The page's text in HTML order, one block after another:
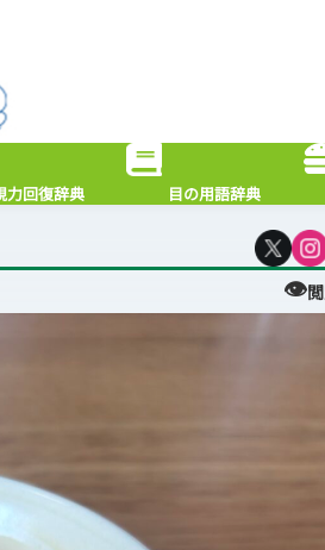
力回復辞典 目の用語辞典
👁